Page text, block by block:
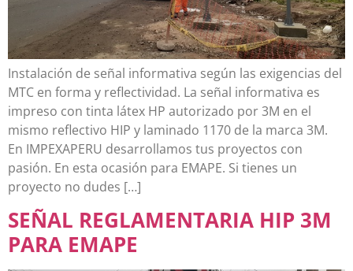
Instalación de señal informativa según las exigencias del
MTC en forma y reflectividad. La señal informativa es
impreso con tinta látex HP autorizado por 3M en el
mismo reflectivo HIP y laminado 1170 de la marca 3M.
En IMPEXAPERU desarrollamos tus proyectos con
pasión. En esta ocasión para EMAPE. Si tienes un
proyecto no dudes […]
SEÑAL REGLAMENTARIA HIP 3M
PARA EMAPE